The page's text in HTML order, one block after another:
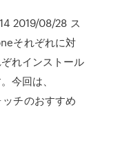
2019/08/28 ス
それぞれに対
れインストール
今回は、
チのおすすめ